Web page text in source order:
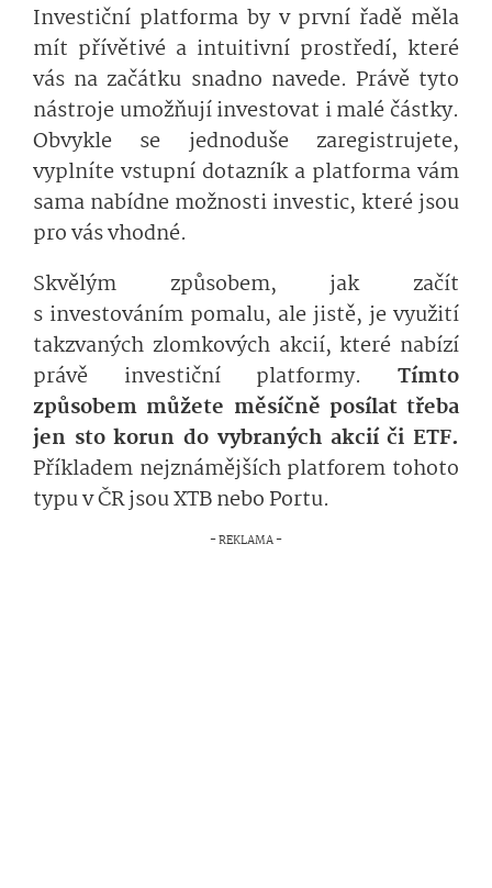
Investiční platforma by v první řadě měla
mít přívětivé a intuitivní prostředí, které
vás na začátku snadno navede. Právě tyto
nástroje umožňují investovat i malé částky.
Obvykle se jednoduše zaregistrujete,
vyplníte vstupní dotazník a platforma vám
sama nabídne možnosti investic, které jsou
pro vás vhodné.
Skvělým způsobem, jak začít
s investováním pomalu, ale jistě, je využití
takzvaných zlomkových akcií, které nabízí
právě investiční platformy. Tímto
způsobem můžete měsíčně posílat třeba
jen sto korun do vybraných akcií či ETF.
Příkladem nejznámějších platforem tohoto
typu v ČR jsou XTB nebo Portu.